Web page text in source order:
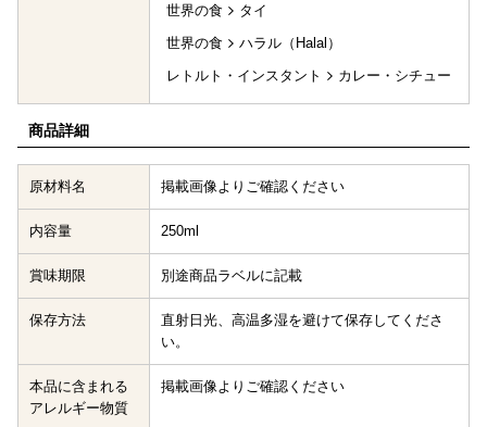
世界の食
タイ
世界の食
ハラル（Halal）
レトルト・インスタント
カレー・シチュー
商品詳細
原材料名 掲載画像よりご確認ください
内容量 250ml
賞味期限 別途商品ラベルに記載
保存方法
直射日光、高温多湿を避けて保存してくださ
い。
本品に含まれる
アレルギー物質
掲載画像よりご確認ください